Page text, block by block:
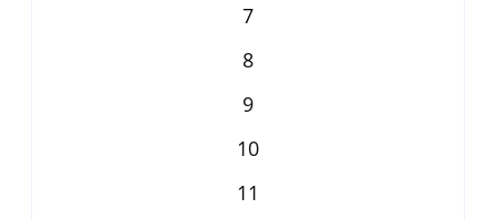
7
8
9
10
11